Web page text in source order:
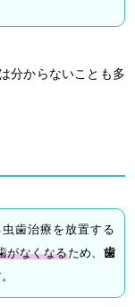
分からないことも多
歯治療を放置する
がなくなるため、 歯